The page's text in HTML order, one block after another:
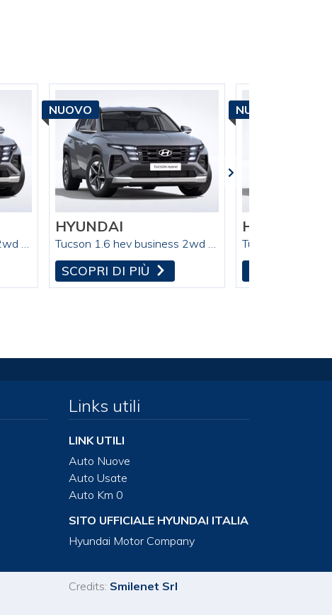
Tucson 1.6 hev business 2wd 239cv auto
NUOVO
HYUNDAI
Tucson 1.6 hev business 2wd 239cv auto
SCOPRI DI PIÙ
NUOVO
HYUNDAI
Links utili
LINK UTILI
Auto Nuove
Auto Usate
Auto Km 0
SITO UFFICIALE HYUNDAI ITALIA
Hyundai Motor Company
Credits: Smilenet Srl